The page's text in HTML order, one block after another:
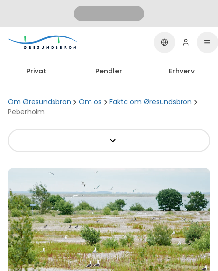
Privat Pendler Erhverv
Om Øresundsbron Om os
Fakta om Øresundsbron
Peberholm